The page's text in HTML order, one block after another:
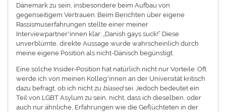
Dänemark zu sein, insbesondere beim Aufbau von
gegenseitigem Vertrauen. Beim Berichten über eigene
Rassismuserfahrungen stellte einer meiner
Interviewpartner*innen klar: „Danish gays suck!“ Diese
unverblümte, direkte Aussage wurde wahrscheinlich durch
meine eigene Position als nicht-Dänisch begünstigt.
Eine solche Insider-Position hat natürlich nicht nur Vorteile. Oft
werde ich von meinen Kolleg*innen an der Universität kritisch
dazu befragt, ob ich nicht zu biasedsei. Jedoch bedeutet ein
Teil von LGBT Asylum zu sein, nicht, dass ich dieselben, oder
auch nur ähnliche, Erfahrungen wie die Geflüchteten in der